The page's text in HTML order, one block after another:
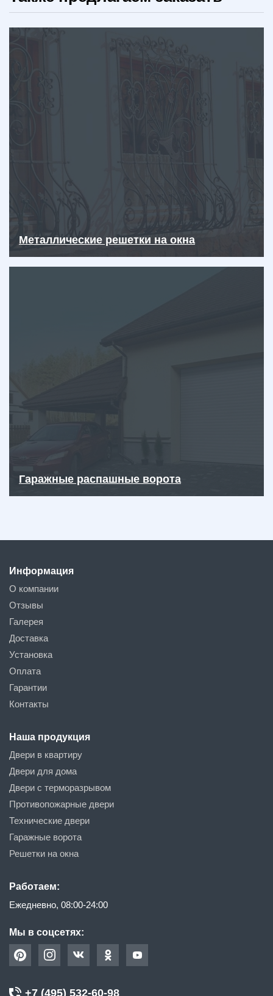
Металлические решетки на окна
Гаражные распашные ворота
Информация
О компании
Отзывы
Галерея
Доставка
Установка
Оплата
Гарантии
Контакты
Наша продукция
Двери в квартиру
Двери для дома
Двери с терморазрывом
Противопожарные двери
Технические двери
Гаражные ворота
Решетки на окна
Работаем:
Ежедневно, 08:00-24:00
Мы в соцсетях:
+7 (495) 532-60-98